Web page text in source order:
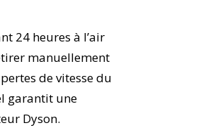
24 heures à l’air
manuellement
de vitesse du
garantit une
Dyson.